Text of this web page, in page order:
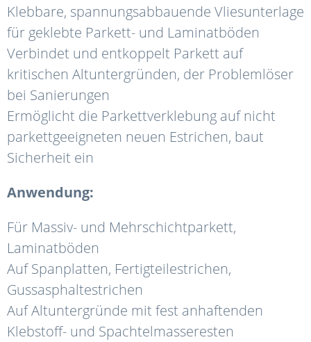
Klebbare, spannungsabbauende Vliesunterlage
für geklebte Parkett- und Laminatböden
Verbindet und entkoppelt Parkett auf
kritischen Altuntergründen, der Problemlöser
bei Sanierungen
Ermöglicht die Parkettverklebung auf nicht
parkettgeeigneten neuen Estrichen, baut
Sicherheit ein
Anwendung:
Für Massiv- und Mehrschichtparkett,
Laminatböden
Auf Spanplatten, Fertigteilestrichen,
Gussasphaltestrichen
Auf Altuntergründe mit fest anhaftenden
Klebstoff- und Spachtelmasseresten